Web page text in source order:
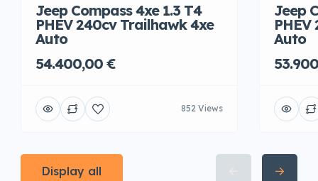
Jeep Compass 4xe 1.3 T4
PHEV 240cv Trailhawk 4xe
Auto
54.400,00 €
852 Views
Jeep
Auto
Display all